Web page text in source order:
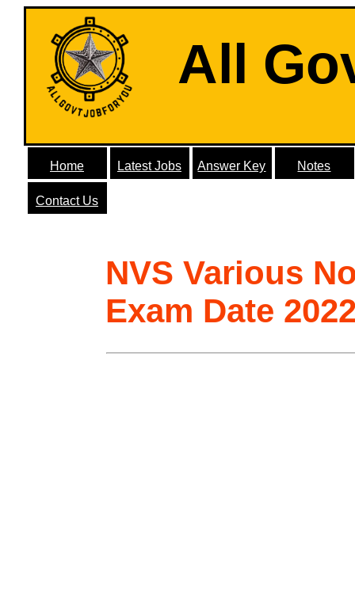
All
Home Latest Jobs Answer Key Notes
Contact Us
NVS Various
Exam Date